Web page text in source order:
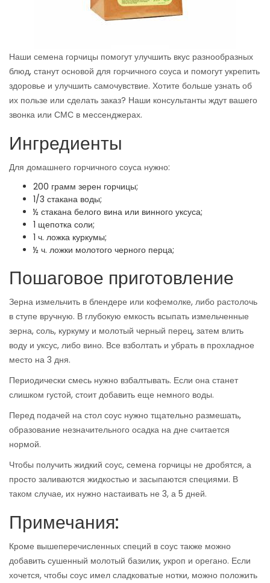
Наши семена горчицы помогут улучшить вкус разнообразных
блюд, станут основой для горчичного соуса и помогут укрепить
здоровье и улучшить самочувствие. Хотите больше узнать об
их пользе или сделать заказ? Наши консультанты ждут вашего
звонка или СМС в мессенджерах.
Ингредиенты
Для домашнего горчичного соуса нужно:
200 грамм зерен горчицы;
1/3 стакана воды;
½ стакана белого вина или винного уксуса;
1 щепотка соли;
1 ч. ложка куркумы;
½ ч. ложки молотого черного перца;
Пошаговое приготовление
Зерна измельчить в блендере или кофемолке, либо растолочь
в ступе вручную. В глубокую емкость всыпать измельченные
зерна, соль, куркуму и молотый черный перец, затем влить
воду и уксус, либо вино. Все взболтать и убрать в прохладное
место на 3 дня.
Периодически смесь нужно взбалтывать. Если она станет
слишком густой, стоит добавить еще немного воды.
Перед подачей на стол соус нужно тщательно размешать,
образование незначительного осадка на дне считается
нормой.
Чтобы получить жидкий соус, семена горчицы не дробятся, а
просто заливаются жидкостью и засыпаются специями. В
таком случае, их нужно настаивать не 3, а 5 дней.
Примечания:
Кроме вышеперечисленных специй в соус также можно
добавить сушенный молотый базилик, укроп и орегано. Если
хочется, чтобы соус имел сладковатые нотки, можно положить